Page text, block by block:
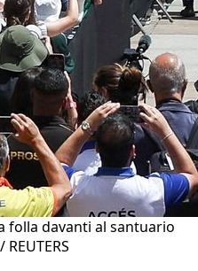
folla davanti al santuario